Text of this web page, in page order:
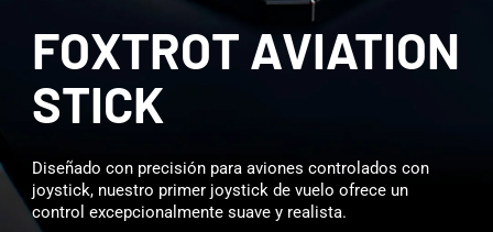
FOXTROT AVIATION
STICK
Diseñado con precisión para aviones controlados con
joystick, nuestro primer joystick de vuelo ofrece un
control excepcionalmente suave y realista.